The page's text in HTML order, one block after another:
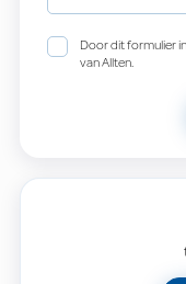
Door dit formulier
van Allten.